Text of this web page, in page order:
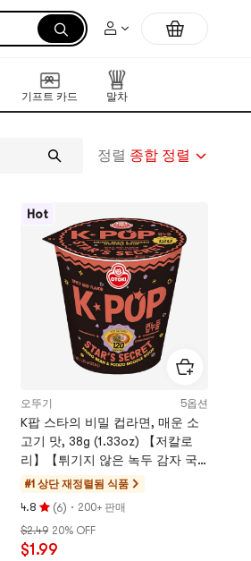
기프트 카드 말차
정렬 종합 정렬
Hot
오뚜기 5옵션
K팝 스타의 비밀 컵라면, 매운 소
고기 맛, 38g (1.33oz) 【저칼로
리】【튀기지 않은 녹두 감자 국
수】
#1 상단 재정렬됨 식품
4.8
평
점
4.8
(6) · 200+ 판매
$2.49 20% OFF
$1.99